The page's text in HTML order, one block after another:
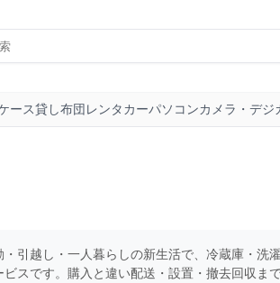
ース貸し布団レンタカーパソコンカメラ・デジ
引越し・一人暮らしの新生活で、冷蔵庫・洗
スです。購入と違い配送・設置・撤去回収ま